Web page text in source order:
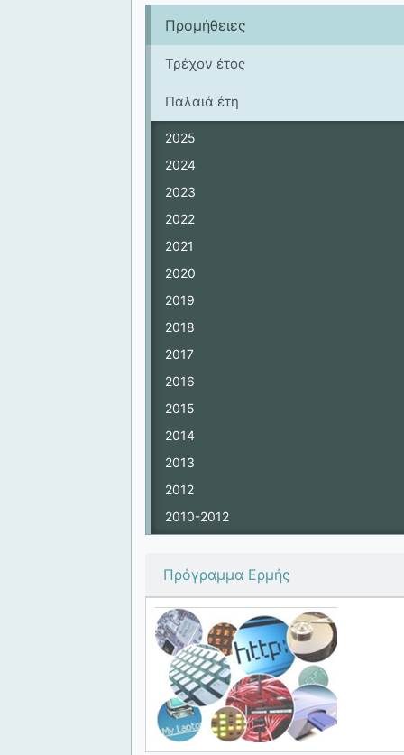
Προμήθειες
Τρέχον έτος
Παλαιά έτη
2025
2024
2023
2022
2021
2020
2019
2018
2017
2016
2015
2014
2013
2012
2010-2012
Πρόγραμμα Ερμής